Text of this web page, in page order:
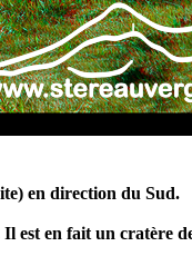
en direction du Sud.
en fait un cratère